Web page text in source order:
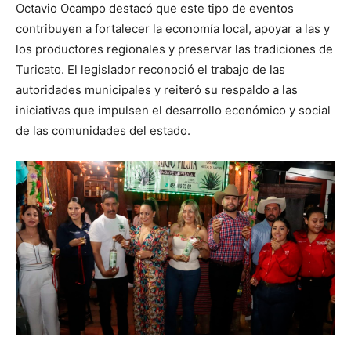
Octavio Ocampo destacó que este tipo de eventos
contribuyen a fortalecer la economía local, apoyar a las y
los productores regionales y preservar las tradiciones de
Turicato. El legislador reconoció el trabajo de las
autoridades municipales y reiteró su respaldo a las
iniciativas que impulsen el desarrollo económico y social
de las comunidades del estado.